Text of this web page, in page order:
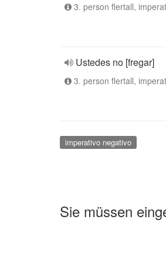
3. person flertall,
Ustedes no [fregar]
3. person flertall,
imperativo negativo
Sie müssen